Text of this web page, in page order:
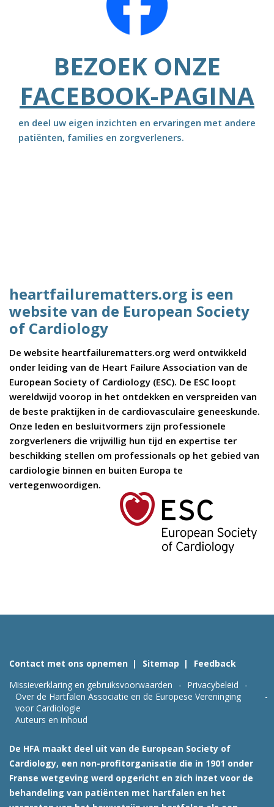
BEZOEK ONZE
FACEBOOK-PAGINA
en deel uw eigen inzichten en ervaringen met andere
patiënten, families en zorgverleners.
heartfailurematters.org is een
website van de European Society
of Cardiology
De website heartfailurematters.org werd ontwikkeld
onder leiding van de Heart Failure Association van de
European Society of Cardiology (ESC). De ESC loopt
wereldwijd voorop in het ontdekken en verspreiden van
de beste praktijken in de cardiovasculaire geneeskunde.
Onze leden en besluitvormers zijn professionele
zorgverleners die vrijwillig hun tijd en expertise ter
beschikking stellen om professionals op het gebied van
cardiologie binnen en buiten Europa te
vertegenwoordigen.
Contact met ons opnemen Sitemap
Feedback
Missieverklaring en gebruiksvoorwaarden
Privacybeleid
Over de Hartfalen Associatie en de Europese Vereninging
voor Cardiologie
Auteurs en inhoud
De HFA maakt deel uit van de European Society of
Cardiology, een non-profitorganisatie die in 1901 onder
Franse wetgeving werd opgericht en zich inzet voor de
behandeling van patiënten met hartfalen en het